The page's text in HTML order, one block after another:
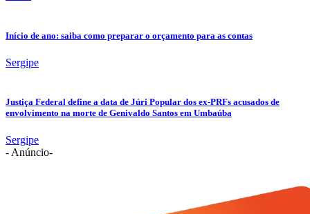
Início de ano: saiba como preparar o orçamento para as contas
Sergipe
Justiça Federal define a data de Júri Popular dos ex-PRFs acusados de
envolvimento na morte de Genivaldo Santos em Umbaúba
Sergipe
- Anúncio-